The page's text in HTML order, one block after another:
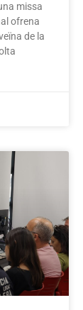
missa
ofrena
de la